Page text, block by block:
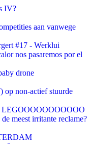
IV?
aan vanwege
#17 - Werklui
nos pasaremos por el
drone
op non-actief stuurde
LEGOOOOOOOOOOO
meest irritante reclame?